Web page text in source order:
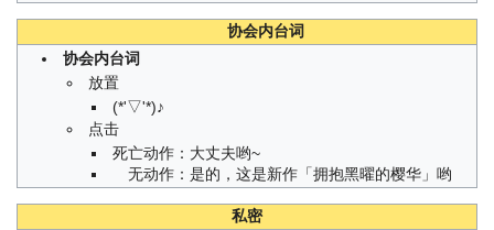
协会内台词
协会内台词
放置
(*'▽'*)♪
点击
死亡动作：大丈夫哟~
无动作：是的，这是新作「拥抱黑曜的樱华」哟
私密